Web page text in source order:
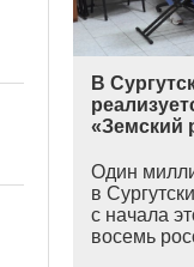
В
«Земский
Один
в
с начала
восемь